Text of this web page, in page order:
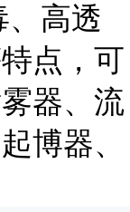
、高透
点，可
器、流
博器、